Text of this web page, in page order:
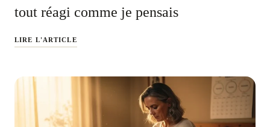
tout réagi comme je pensais
LIRE L'ARTICLE